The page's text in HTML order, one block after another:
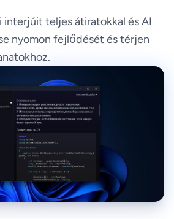
interjúit teljes átiratokkal és AI
nyomon fejlődését és térjen